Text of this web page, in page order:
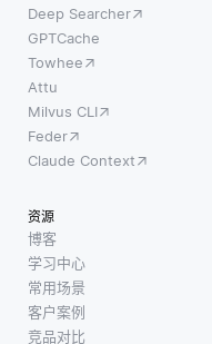
Deep Searcher
GPTCache
Towhee
Attu
Milvus CLI
Feder
Claude Context
资源
博客
学习中心
常用场景
客户案例
竞品对比